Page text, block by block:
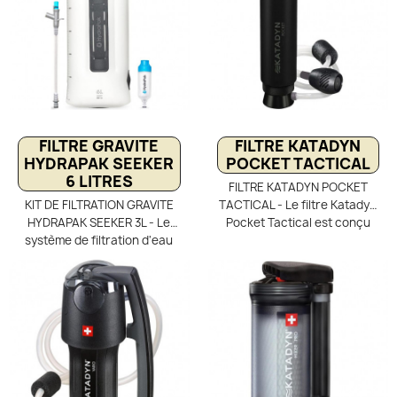
FILTRE GRAVITE
HYDRAPAK SEEKER
6 LITRES
KIT DE FILTRATION GRAVITE
HYDRAPAK SEEKER 3L - Le
système de filtration d'eau
SEEKER 6 Litres est un filtre
portable de traitement de
l'eau au camping et voyages
pour les groupes.
Purificateur d'eau portable
en expéditions pour filtrer
l'eau et obtenir une eau
potable sans contaminants
FILTRE KATADYN
POCKET TACTICAL
FILTRE KATADYN POCKET
TACTICAL - Le filtre Katadyn
Pocket Tactical est conçu
conditions extrêmes.
Robuste et durable, il utilise
une cartouche céramique
imprégnée d’argent qui
élimine les bactéries et
empêche leur
développement, offrant une
eau potable sûre pour